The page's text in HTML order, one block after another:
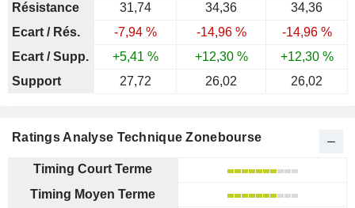
Résistance
31,74 34,36
34,36
Ecart / Rés.
-7,94 % -14,96 %
-14,96 %
Ecart / Supp.
+5,41 % +12,30 %
+12,30 %
Support
27,72 26,02 26,02
Ratings Analyse Technique Zonebourse
Timing Court Terme
Timing Moyen Terme